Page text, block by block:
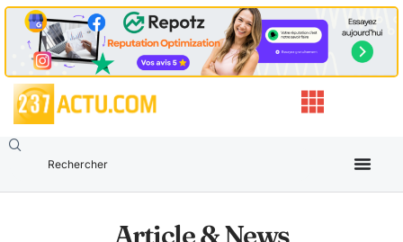
Article & News